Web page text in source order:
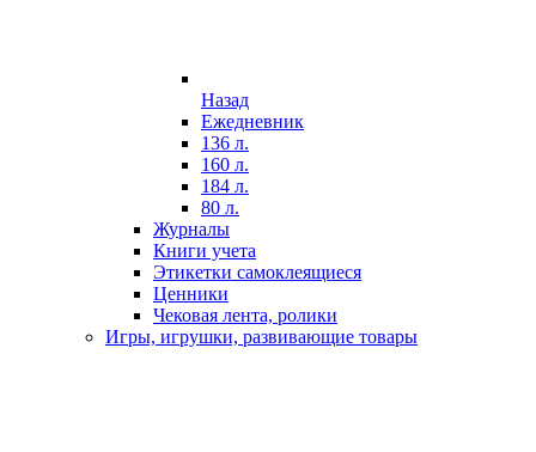
Назад
Ежедневник
136 л.
160 л.
184 л.
80 л.
Журналы
Книги учета
Этикетки самоклеящиеся
Ценники
Чековая лента, ролики
Игры, игрушки, развивающие товары